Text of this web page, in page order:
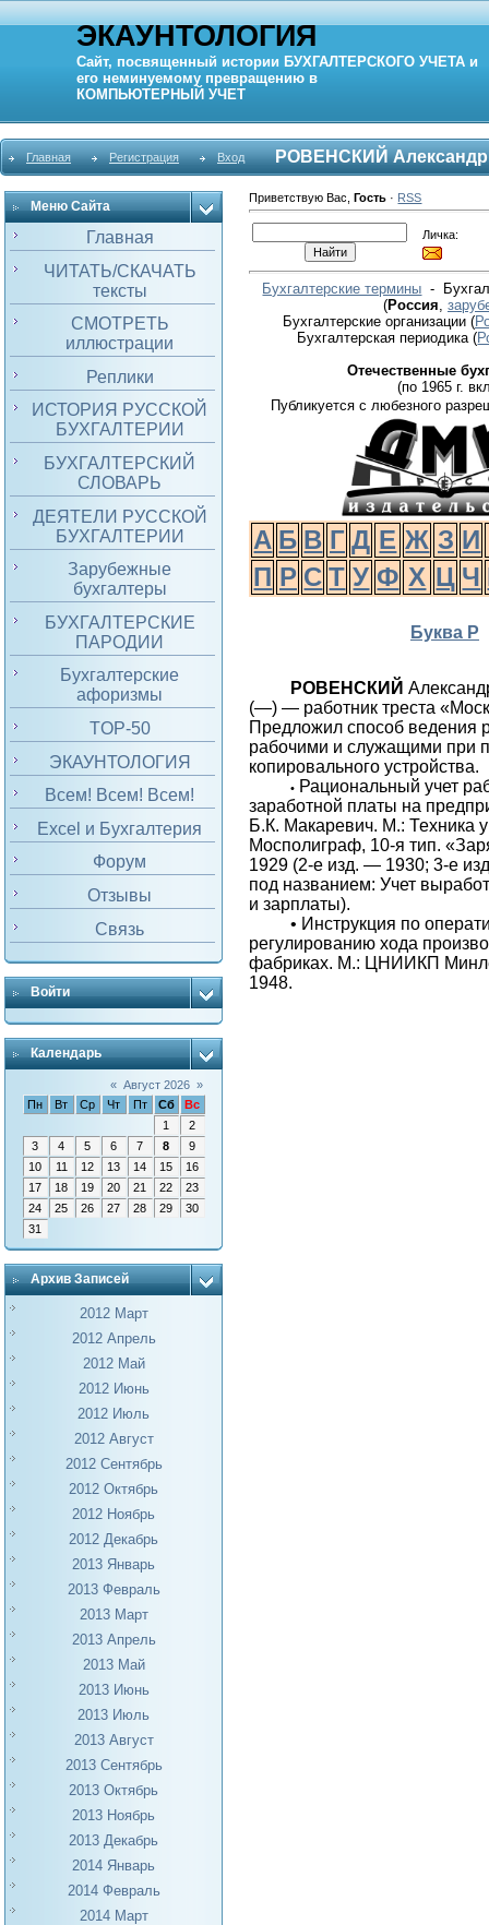
ЭКАУНТОЛОГИЯ
Сайт, посвященный истории БУХГАЛТЕРСКОГО УЧЕТА и
его неминуемому превращению в
КОМПЬЮТЕРНЫЙ УЧЕТ
Главная Регистрация Вход РОВЕНСКИЙ
Меню Сайта
Главная
ЧИТАТЬ/СКАЧАТЬ
тексты
СМОТРЕТЬ
иллюстрации
Реплики
ИСТОРИЯ РУССКОЙ
БУХГАЛТЕРИИ
БУХГАЛТЕРСКИЙ
СЛОВАРЬ
ДЕЯТЕЛИ РУССКОЙ
БУХГАЛТЕРИИ
Зарубежные
бухгалтеры
БУХГАЛТЕРСКИЕ
ПАРОДИИ
Бухгалтерские
афоризмы
TOP-50
ЭКАУНТОЛОГИЯ
Всем! Всем! Всем!
Excel и Бухгалтерия
Форум
Отзывы
Связь
Войти
Календарь
« Август 2026 »
Пн
Вт Ср Чт Пт Сб
Вс
1
2
3
4 5 6 7 8
9
10
11 12 13 14 15
16
17
18 19 20 21 22
23
24
25 26 27 28 29
30
31
Архив Записей
2012 Март
2012 Апрель
2012 Май
2012 Июнь
2012 Июль
2012 Август
2012 Сентябрь
2012 Октябрь
2012 Ноябрь
2012 Декабрь
2013 Январь
2013 Февраль
2013 Март
2013 Апрель
2013 Май
2013 Июнь
2013 Июль
2013 Август
2013 Сентябрь
2013 Октябрь
2013 Ноябрь
2013 Декабрь
2014 Январь
2014 Февраль
2014 Март
Приветствую Вас ,Гость · RSS
Личка:
Бухгалтерские термины -
(Россия
Бухгалтерские организации (
Бухгалтерская периодика(
Отечественные
(по 1965 г.
Публикуется с любезного
А Б В Г Д Е Ж З И
П Р С Т У Ф Х Ц Ч
Буква Р
РОВЕНСКИЙ
(—) — работник треста
Предложил способ ведения
рабочими и служащими при
копировального устройства.
• Рациональный учет
заработной платы на
Б.К. Макаревич. М.: Техника
Мосполиграф, 10-я тип.
1929 (2-е изд. — 1930; 3-е
под названием: Учет
и зарплаты).
• Инструкция по
регулированию хода
фабриках. М.: ЦНИИКП
1948.